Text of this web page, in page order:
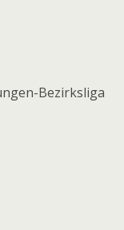
Bezirksliga